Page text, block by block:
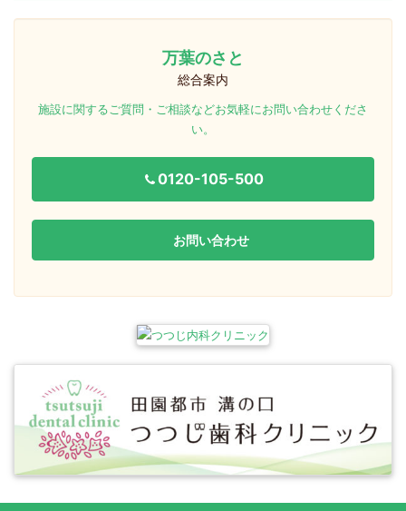
万葉のさと
総合案内
施設に関するご質問・ご相談などお気軽にお問い合わせくださ
い。
0120-105-500
お問い合わせ